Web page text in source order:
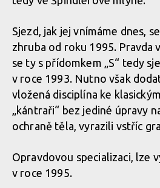
Sjezd, jak jej vnímáme dnes,
zhruba od roku 1995. Pravda
se ty s přídomkem „S“ tedy
v roce 1993. Nutno však
vložená disciplína ke
„kántraři“ bez jediné úpravy
ochraně těla, vyrazili vstříc
Opravdovou specializaci, lze
v roce 1995.